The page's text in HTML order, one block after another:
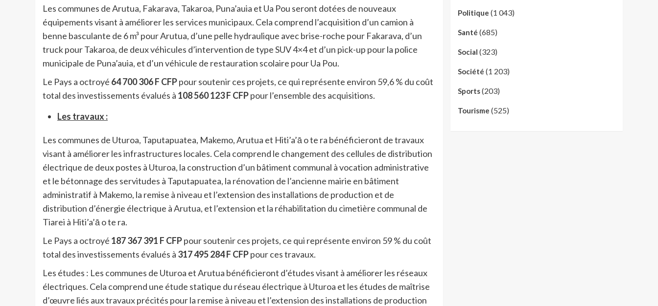
Les communes de Arutua, Fakarava, Takaroa, Puna’auia et Ua Pou seront dotées de nouveaux
équipements visant à améliorer les services municipaux. Cela comprend l’acquisition d’un camion à
benne basculante de 6 m³ pour Arutua, d’une pelle hydraulique avec brise-roche pour Fakarava, d’un
truck pour Takaroa, de deux véhicules d’intervention de type SUV 4×4 et d’un pick-up pour la police
municipale de Puna’auia, et d’un véhicule de restauration scolaire pour Ua Pou.
Le Pays a octroyé 64 700 306 F CFPpour soutenir ces projets, ce qui représente environ 59,6 % du coût
total des investissements évalués à 108 560 123 F CFPpour l’ensemble des acquisitions.
Les travaux :
Les communes de Uturoa, Taputapuatea, Makemo, Arutua et Hiti’a’ā o te ra bénéficieront de travaux
visant à améliorer les infrastructures locales. Cela comprend le changement des cellules de distribution
électrique de deux postes à Uturoa, la construction d’un bâtiment communal à vocation administrative
et le bétonnage des servitudes à Taputapuatea, la rénovation de l’ancienne mairie en bâtiment
administratif à Makemo, la remise à niveau et l’extension des installations de production et de
distribution d’énergie électrique à Arutua, et l’extension et la réhabilitation du cimetière communal de
Tiarei à Hiti’a’ā o te ra.
Le Pays a octroyé 187 367 391 F CFPpour soutenir ces projets, ce qui représente environ 59 % du coût
total des investissements évalués à 317 495 284 F CFPpour ces travaux.
Les études : Les communes de Uturoa et Arutua bénéficieront d’études visant à améliorer les réseaux
électriques. Cela comprend une étude statique du réseau électrique à Uturoa et les études de maîtrise
d’œuvre liés aux travaux précités pour la remise à niveau et l’extension des installations de production
Politique (1 043)
Santé (685)
Social (323)
Société (1 203)
Sports(203)
Tourisme (525)